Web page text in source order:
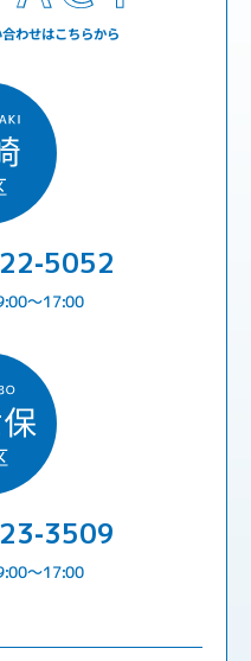
わせはこちらから
5052
〜17:00
3509
〜17:00